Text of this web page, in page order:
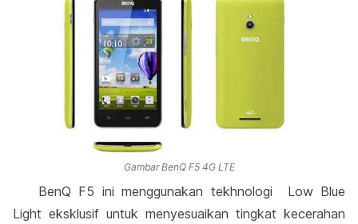
Gambar BenQ F5 4G LTE
BenQ F5 ini menggunakan tekhnologi Low Blue
Light eksklusif untuk menyesuaikan tingkat kecerahan